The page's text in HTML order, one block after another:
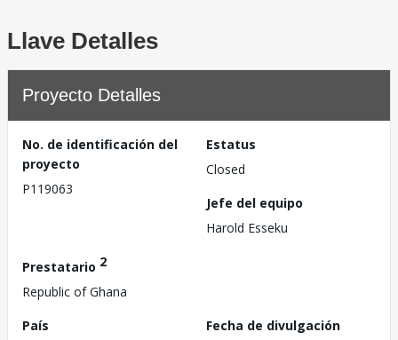
Llave Detalles
Proyecto Detalles
No. de identificación del
proyecto
P119063
Estatus
Closed
Jefe del equipo
Harold Esseku
Prestatario 2
Republic of Ghana
País
Fecha de divulgación